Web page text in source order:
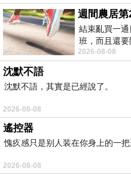
左圖為 Ruth Bader Ginsburg
電影從 1956 年 Ruth 考進哈
當年學生 300 人只有 9 位
系主任特別設宴款待卻一個
結束亂買一
班，而且還
花不少錢，星
2026-08-08
沈默不語
沈默不語，其實是已經說了。
2026-08-08
遙控器
愧疚感只是别人装在你身上的一把
2026-08-08